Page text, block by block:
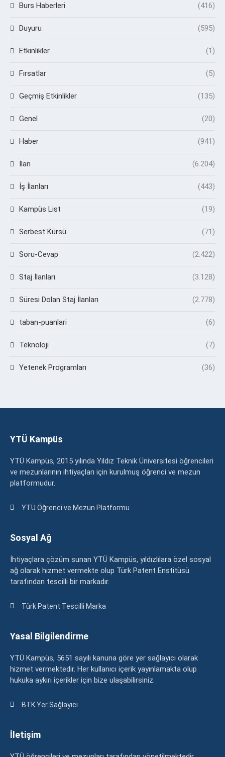
Burs Haberleri (416)
Duyuru (595)
Etkinlikler (1)
Fırsatlar (5)
Geçmiş Etkinlikler (135)
Genel (20)
Haber (941)
İlan (6.204)
İş İlanları (443)
Kampüs List (19)
Serbest Kürsü (71)
Soru-Cevap (2.422)
Staj İlanları (3.128)
Süresi Dolan Staj İlanları (2.778)
taban-puanlari (6)
Teknoloji (7)
Yetenek Programları (36)
YTÜ Kampüs
YTÜ Kampüs, 2015 yılında Yıldız Teknik Üniversitesi öğrencileri
ve mezunlarının ihtiyaçları için kurulmuş öğrenci ve mezun
platformudur.
YTÜ Öğrenci ve Mezun Platformu
Sosyal Ağ
İhtiyaçlara çözüm sunan YTÜ Kampüs, yıldızlılara özel sosyal
ağ olarak hizmet vermekte olup Türk Patent Enstitüsü
tarafından tescilli bir markadır.
Türk Patent Tescilli Marka
Yasal Bilgilendirme
YTÜ Kampüs, 5651 sayılı kanuna göre yer sağlayıcı olarak
hizmet vermektedir. Her kullanıcı içerik yayınlamakta olup
hukuka aykırı içerikler için bize ulaşabilirsiniz.
BTK Yer Sağlayıcı
İletişim